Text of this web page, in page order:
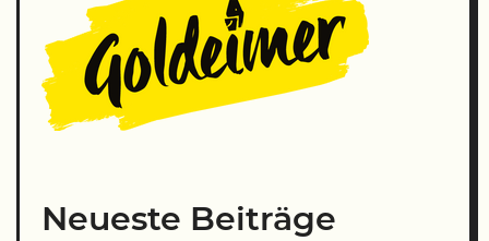
Neueste Beiträge